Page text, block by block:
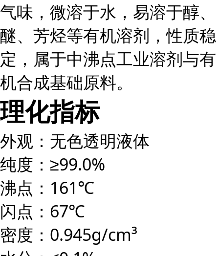
气味，微溶于水，易溶于醇、
醚、芳烃等有机溶剂，性质稳
定，属于中沸点工业溶剂与有
机合成基础原料。
理化指标
外观：无色透明液体
纯度：≥99.0%
沸点：161℃
闪点：67℃
密度：0.945g/cm³